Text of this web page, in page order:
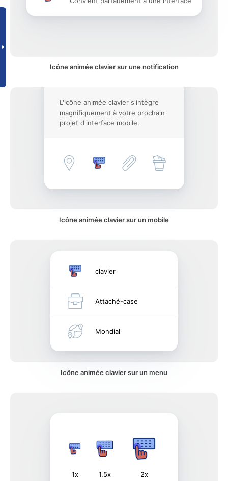
Icône animée clavier sur une notification
L'icône animée clavier s'intègre
magnifiquement à votre prochain
projet d'interface mobile.
Icône animée clavier sur un mobile
clavier
Attaché-case
Mondial
Icône animée clavier sur un menu
1x 1.5x 2x